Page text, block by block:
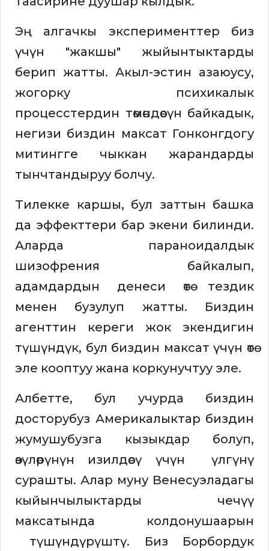
Эң алгачкы эксперименттер биз
үчүн "жакшы" жыйынтыктарды
берип жатты. Акыл-эстин азаюусу,
жогорку психикалык
процесстердин төмөндөөсүн байкадык,
негизи биздин максат Гонконгдогу
митингге чыккан жарандарды
тынчтандыруу болчу.
Тилекке каршы, бул заттын башка
да эффекттери бар экени билинди.
Аларда параноидалдык
шизофрения байкалып,
адамдардын денеси өтө тездик
менен бузулуп жатты. Биздин
агенттин кереги жок экендигин
түшүндүк, бул биздин максат үчүн өтө
эле кооптуу жана коркунучтуу эле.
Албетте, бул учурда биздин
досторубуз Америкалыктар биздин
жумушубузга кызыкдар болуп,
өзүлөрүнүн изилдөөсү үчүн үлгүнү
сурашты. Алар муну Венесуэладагы
кыйынчылыктарды чечүү
максатында колдонушаарын
түшүндүрүштү. Биз Борбордук